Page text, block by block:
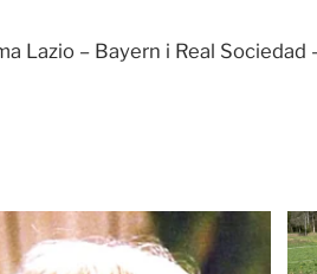
Lazio – Bayern i Real Sociedad